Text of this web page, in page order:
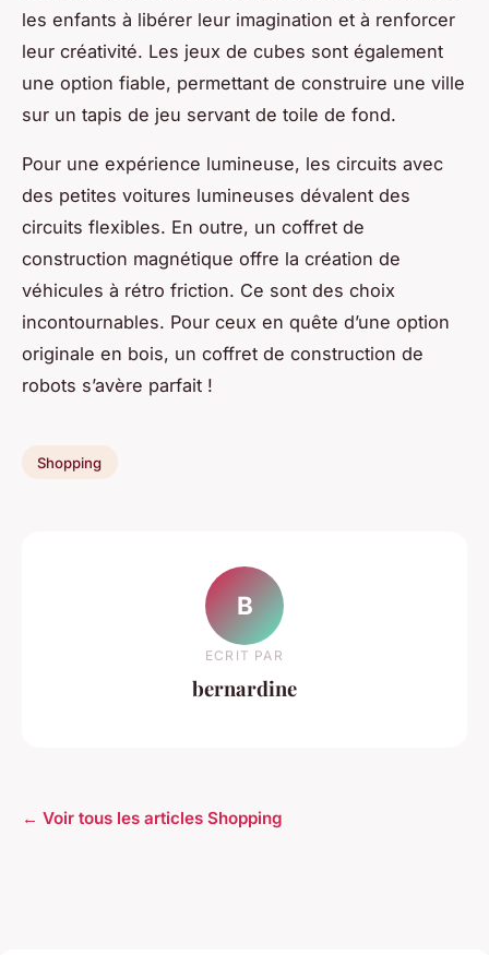
les enfants à libérer leur imagination et à renforcer
leur créativité. Les jeux de cubes sont également
une option fiable, permettant de construire une ville
sur un tapis de jeu servant de toile de fond.
Pour une expérience lumineuse, les circuits avec
des petites voitures lumineuses dévalent des
circuits flexibles. En outre, un coffret de
construction magnétique offre la création de
véhicules à rétro friction. Ce sont des choix
incontournables. Pour ceux en quête d’une option
originale en bois, un coffret de construction de
robots s’avère parfait !
Shopping
B
ECRIT PAR
bernardine
← Voir tous les articles Shopping